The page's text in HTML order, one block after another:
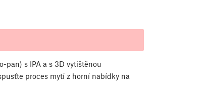
pan) s IPA a s 3D vytištěnou
proces mytí z horní nabídky na